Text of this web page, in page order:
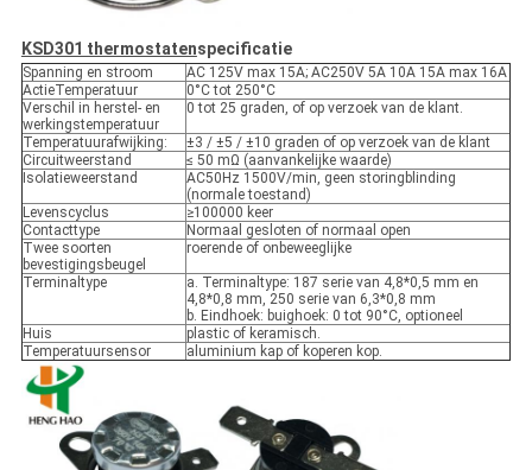
KSD301 thermostatenspecificatie
Spanning en stroom
AC 125V max 15A; AC250V 5A 10A 15A max 16A
ActieTemperatuur
0°C tot 250°C
Verschil in herstel- en
werkingstemperatuur
0 tot 25 graden, of op verzoek van de klant.
Temperatuurafwijking:
±3 / ±5 / ±10 graden of op verzoek van de klant
Circuitweerstand
≤ 50 mΩ (aanvankelijke waarde)
Isolatieweerstand
AC50Hz 1500V/min, geen storingblinding
(normale toestand)
Levenscyclus
≥100000 keer
Contacttype
Normaal gesloten of normaal open
Twee soorten
bevestigingsbeugel
roerende of onbeweeglijke
Terminaltype
a. Terminaltype: 187 serie van 4,8*0,5 mm en
4,8*0,8 mm, 250 serie van 6,3*0,8 mm
b. Eindhoek: buighoek: 0 tot 90°C, optioneel
Huis
plastic of keramisch.
Temperatuursensor
aluminium kap of koperen kop.